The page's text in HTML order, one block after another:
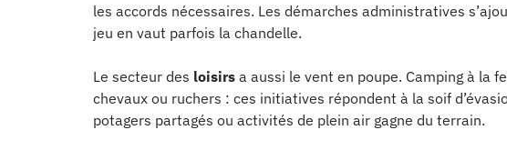
les accords nécessaires. Les démarches administratives
jeu en vaut parfois la chandelle.
Le secteur des loisirs a aussi le vent en poupe. Camping à la
chevaux ou ruchers : ces initiatives répondent à la soif
potagers partagés ou activités de plein air gagne du terrain.